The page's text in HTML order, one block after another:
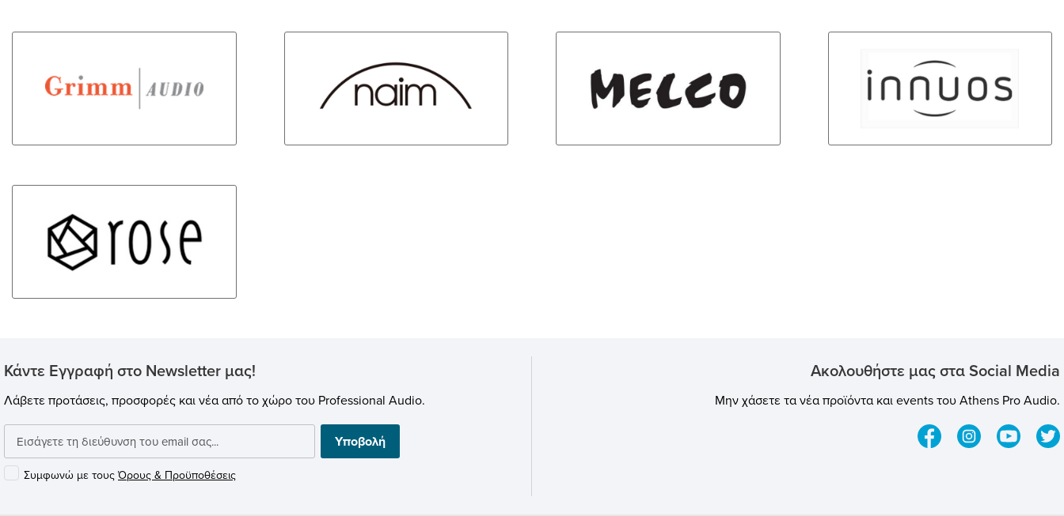
Κάντε Εγγραφή στο Newsletter μας!
Λάβετε προτάσεις, προσφορές και νέα από το χώρο του Professional Audio.
Υποβολή
Συμφωνώ με τους Όρους & Προϋποθέσεις
Ακολουθήστε μας στα Social Media
Μην χάσετε τα νέα προϊόντα και events του Athens Pro Audio.